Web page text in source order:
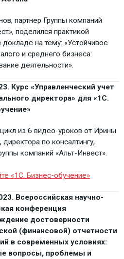
партнер Группы компаний
поделился практикой
докладе на тему: «Устойчивое
и среднего бизнеса:
деятельности».
Курс «Управленческий учет
директора» для «1С.
из 6 видео-уроков от Ирины
по консалтингу,
компаний «Альт-Инвест».
«1С. Бизнес-обучение»
Всероссийская научно-
конференция
достоверности
(финансовой) отчетности
в современных условиях:
вопросы, проблемы и